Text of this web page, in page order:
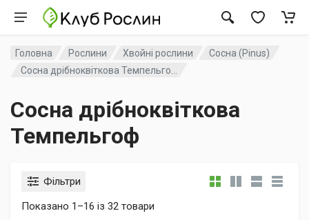
Головна Рослини Хвойні рослини
Сосна (Pinus)
Сосна дрібноквіткова Темпельго...
Сосна дрібноквіткова
Темпельгоф
Фільтри
Показано 1–16 із 32 товари